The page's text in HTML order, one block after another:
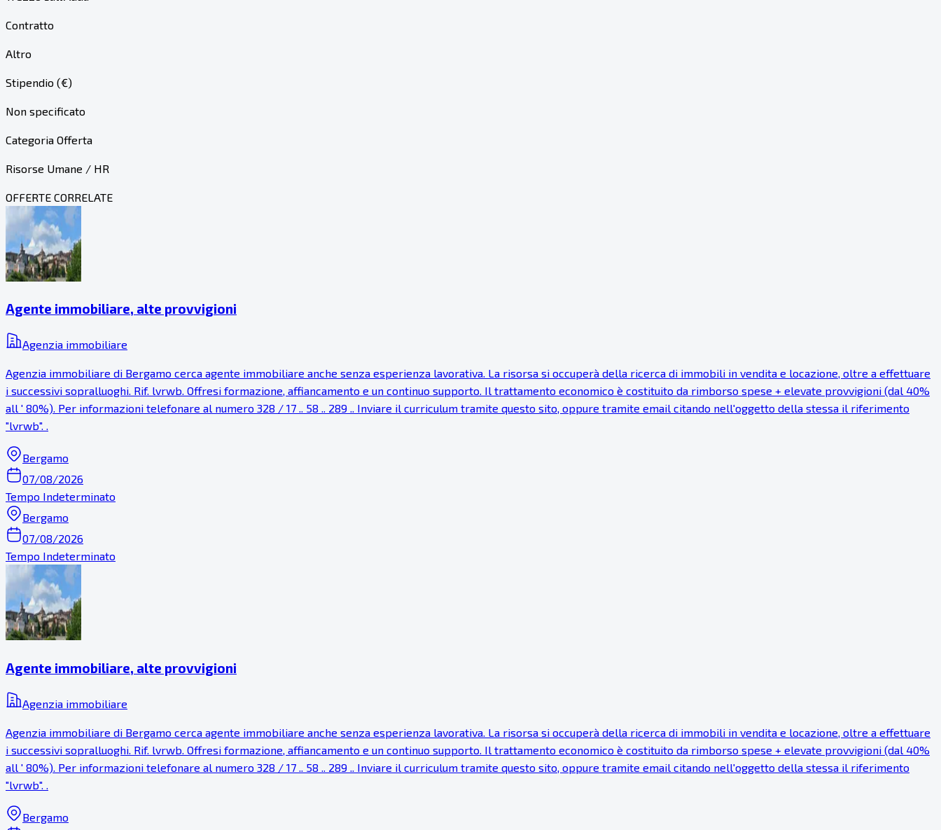
Contratto
Altro
Stipendio (€)
Non specificato
Categoria Offerta
Risorse Umane / HR
OFFERTE CORRELATE
Agente immobiliare, alte provvigioni
Agenzia immobiliare
Agenzia immobiliare di Bergamo cerca agente immobiliare anche senza esperienza lavorativa. La risorsa si occuperà della ricerca di immobili in vendita e locazione, oltre a effettuare
i successivi sopralluoghi. Rif. lvrwb. Offresi formazione, affiancamento e un continuo supporto. Il trattamento economico è costituito da rimborso spese + elevate provvigioni (dal 40%
all ' 80%). Per informazioni telefonare al numero 328 / 17 .. 58 .. 289 .. Inviare il curriculum tramite questo sito, oppure tramite email citando nell'oggetto della stessa il riferimento
"lvrwb". .
Bergamo
07/08/2026
Tempo Indeterminato
Bergamo
07/08/2026
Tempo Indeterminato
Agente immobiliare, alte provvigioni
Agenzia immobiliare
Agenzia immobiliare di Bergamo cerca agente immobiliare anche senza esperienza lavorativa. La risorsa si occuperà della ricerca di immobili in vendita e locazione, oltre a effettuare
i successivi sopralluoghi. Rif. lvrwb. Offresi formazione, affiancamento e un continuo supporto. Il trattamento economico è costituito da rimborso spese + elevate provvigioni (dal 40%
all ' 80%). Per informazioni telefonare al numero 328 / 17 .. 58 .. 289 .. Inviare il curriculum tramite questo sito, oppure tramite email citando nell'oggetto della stessa il riferimento
"lvrwb". .
Bergamo